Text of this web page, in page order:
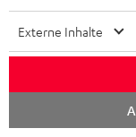
Externe Inhalte